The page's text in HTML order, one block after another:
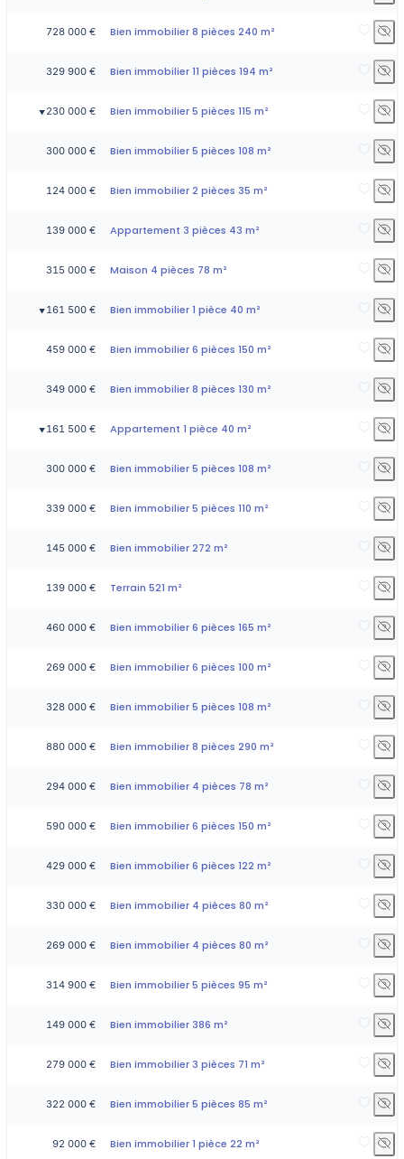
728 000 € Bien immobilier 8 pièces 240 m²
329 900 € Bien immobilier 11 pièces 194 m²
▼ 230 000 € Bien immobilier 5 pièces 115 m²
300 000 € Bien immobilier 5 pièces 108 m²
124 000 € Bien immobilier 2 pièces 35 m²
139 000 € Appartement 3 pièces 43 m²
315 000 € Maison 4 pièces 78 m²
▼ 161 500 € Bien immobilier 1 pièce 40 m²
459 000 € Bien immobilier 6 pièces 150 m²
349 000 € Bien immobilier 8 pièces 130 m²
▼ 161 500 € Appartement 1 pièce 40 m²
300 000 € Bien immobilier 5 pièces 108 m²
339 000 € Bien immobilier 5 pièces 110 m²
145 000 € Bien immobilier 272 m²
139 000 € Terrain 521 m²
460 000 € Bien immobilier 6 pièces 165 m²
269 000 € Bien immobilier 6 pièces 100 m²
328 000 € Bien immobilier 5 pièces 108 m²
880 000 € Bien immobilier 8 pièces 290 m²
294 000 € Bien immobilier 4 pièces 78 m²
590 000 € Bien immobilier 6 pièces 150 m²
429 000 € Bien immobilier 6 pièces 122 m²
330 000 € Bien immobilier 4 pièces 80 m²
269 000 € Bien immobilier 4 pièces 80 m²
314 900 € Bien immobilier 5 pièces 95 m²
149 000 € Bien immobilier 386 m²
279 000 € Bien immobilier 3 pièces 71 m²
322 000 € Bien immobilier 5 pièces 85 m²
92 000 € Bien immobilier 1 pièce 22 m²